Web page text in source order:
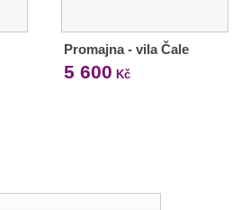
Promajna - vila Čale
5 600 Kč